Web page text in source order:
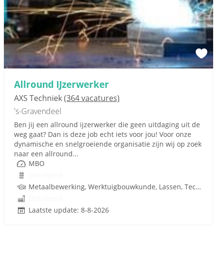
Allround IJzerwerker
AXS Techniek(364 vacatures)
's-Gravendeel
Ben jij een allround ijzerwerker die geen uitdaging uit de
weg gaat? Dan is deze job echt iets voor jou! Voor onze
dynamische en snelgroeiende organisatie zijn wij op zoek
naar een allround...
MBO
Metaalbewerking, Werktuigbouwkunde, Lassen, Techniek
Laatste update: 8-8-2026